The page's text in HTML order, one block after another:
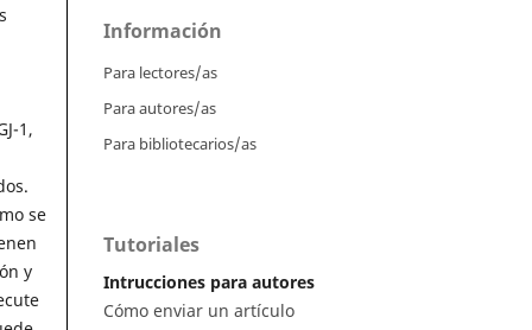
1,
se
y
Información
Para lectores/as
Para autores/as
Para bibliotecarios/as
Tutoriales
Intrucciones para autores
Cómo enviar un artículo